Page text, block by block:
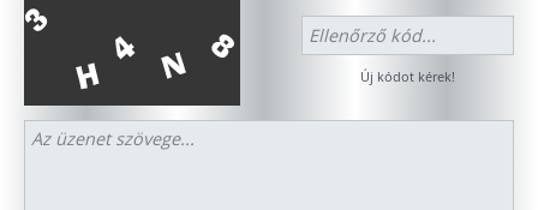
Új kódot kérek!